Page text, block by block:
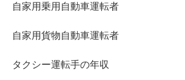
自家用乗用自動車運転者
自家用貨物自動車運転者
タクシー運転手の年収